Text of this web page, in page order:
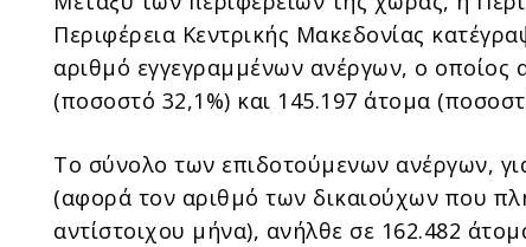
Περιφέρεια Κεντρικής Μακεδονίας
αριθμό εγγεγραμμένων ανέργων, ο οποίος
(ποσοστό 32,1%) και 145.197 άτομα
Το σύνολο των επιδοτούμενων ανέργων,
(αφορά τον αριθμό των δικαιούχων που
αντίστοιχου μήνα), ανήλθε σε 162.482